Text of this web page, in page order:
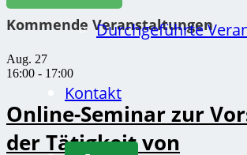
Durchgeführte
Kontakt
Kommende Veranstaltungen
Aug. 27
16:00 - 17:00
Online-Seminar zur
der Tätigkeit von